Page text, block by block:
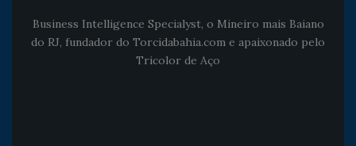
Business Intelligence Specialyst, o Mineiro mais Baiano
do RJ, fundador do Torcidabahia.com e apaixonado pelo
Tricolor de Aço